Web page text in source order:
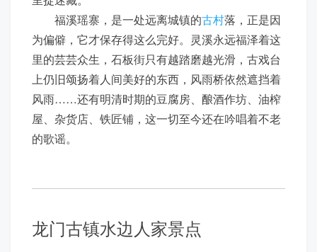
福溪瑶寨，是一处远离城镇的古村落，正是因
为偏僻，它才保存得这么完好。灵溪永远福泽着这
里的芸芸众生，石板街只有越踏磨越光滑，古戏台
上仍旧颂扬着人间美好的东西，风雨桥依然遮挡着
风雨……还有明清时期的豆腐房、酿酒作坊、油榨
屋、杂货店、铁匠铺，这一切至今还在吟唱着不老
的歌谣。
龙门古镇水边人家景点